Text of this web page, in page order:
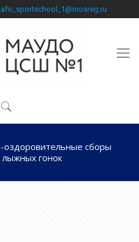
оздоровительные сборы
гонок